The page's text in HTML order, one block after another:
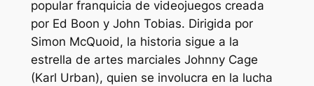
popular franquicia de videojuegos creada
por Ed Boon y John Tobias. Dirigida por
Simon McQuoid, la historia sigue a la
estrella de artes marciales Johnny Cage
(Karl Urban), quien se involucra en la lucha